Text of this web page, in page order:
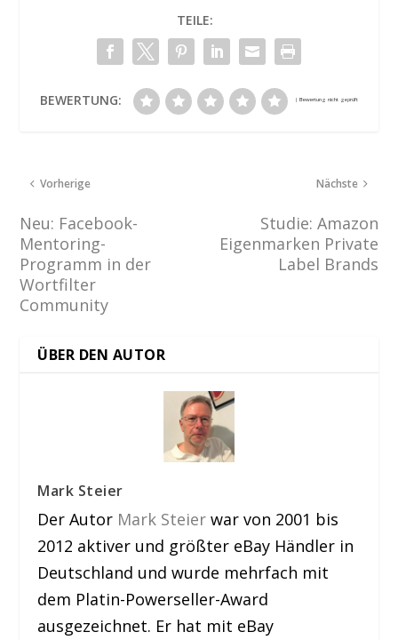
TEILE:
BEWERTUNG:
Vorherige
Neu: Facebook-
Mentoring-
Programm in der
Wortfilter
Community
Nächste
Studie: Amazon
Eigenmarken Private
Label Brands
ÜBER DEN AUTOR
Mark Steier
Der Autor Mark Steier war von 2001 bis
2012 aktiver und größter eBay Händler in
Deutschland und wurde mehrfach mit
dem Platin-Powerseller-Award
ausgezeichnet. Er hat mit eBay